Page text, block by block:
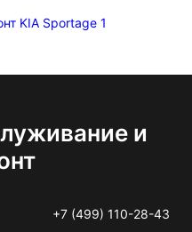
KIA Sportage 1
и
+7 (499) 110-28-43